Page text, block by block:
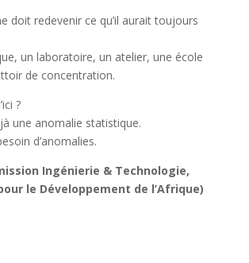
doit redevenir ce qu’il aurait toujours
un laboratoire, un atelier, une école
de concentration.
?
une anomalie statistique.
d’anomalies.
Ingénierie & Technologie,
le Développement de l’Afrique)